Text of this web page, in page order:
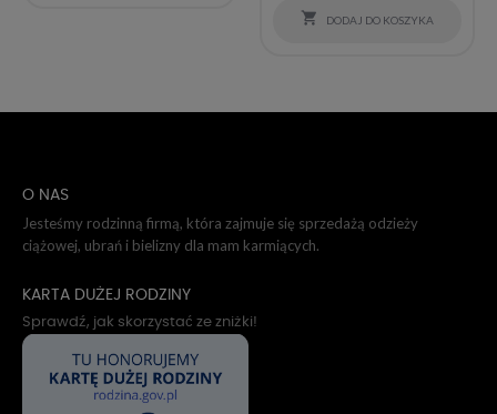
 DODAJ DO KOSZYKA
O NAS
Jesteśmy rodzinną firmą, która zajmuje się sprzedażą odzieży
ciążowej, ubrań i bielizny dla mam karmiących.
KARTA DUŻEJ RODZINY
Sprawdź, jak skorzystać ze zniżki!